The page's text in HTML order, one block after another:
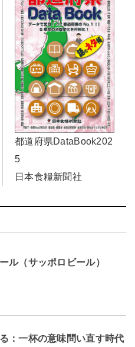
都道府県DataBook202
5
日本食糧新聞社
（サッポロビール）
：一杯の意味問い直す時代